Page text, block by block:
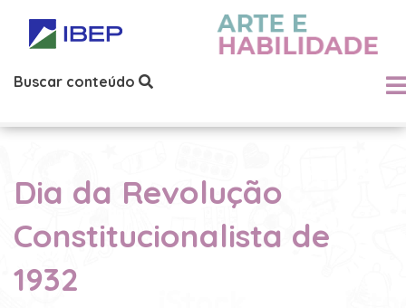
Buscar conteúdo
Dia da Revolução
Constitucionalista de
1932